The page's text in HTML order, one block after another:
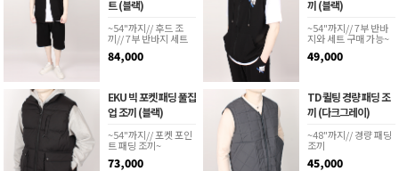
트 (블랙)
~54"까지// 후드 조
끼// 7부 반바지 세트
84,000
끼 (블랙)
~54"까지// 7부 반바
지와 세트 구매 가능~
49,000
EKU 빅 포켓 패딩 풀집
업 조끼 (블랙)
~54"까지// 포켓 포인
트 패딩 조끼~
73,000
TD 퀼팅 경량 패딩 조
끼 (다크그레이)
~48"까지// 경량 패딩
조끼
45,000